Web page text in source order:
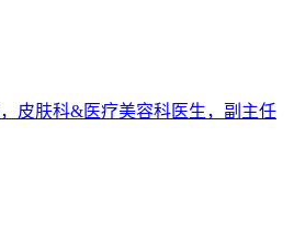
皮肤科&医疗美容科医生，副主任